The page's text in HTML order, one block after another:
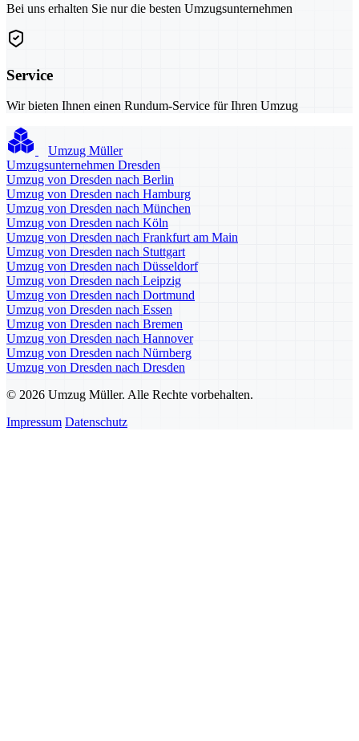
Bei uns erhalten Sie nur die besten Umzugsunternehmen
Service
Wir bieten Ihnen einen Rundum-Service für Ihren Umzug
Umzug Müller
Umzugsunternehmen Dresden
Umzug von Dresden nach Berlin
Umzug von Dresden nach Hamburg
Umzug von Dresden nach München
Umzug von Dresden nach Köln
Umzug von Dresden nach Frankfurt am Main
Umzug von Dresden nach Stuttgart
Umzug von Dresden nach Düsseldorf
Umzug von Dresden nach Leipzig
Umzug von Dresden nach Dortmund
Umzug von Dresden nach Essen
Umzug von Dresden nach Bremen
Umzug von Dresden nach Hannover
Umzug von Dresden nach Nürnberg
Umzug von Dresden nach Dresden
© 2026 Umzug Müller. Alle Rechte vorbehalten.
Impressum Datenschutz